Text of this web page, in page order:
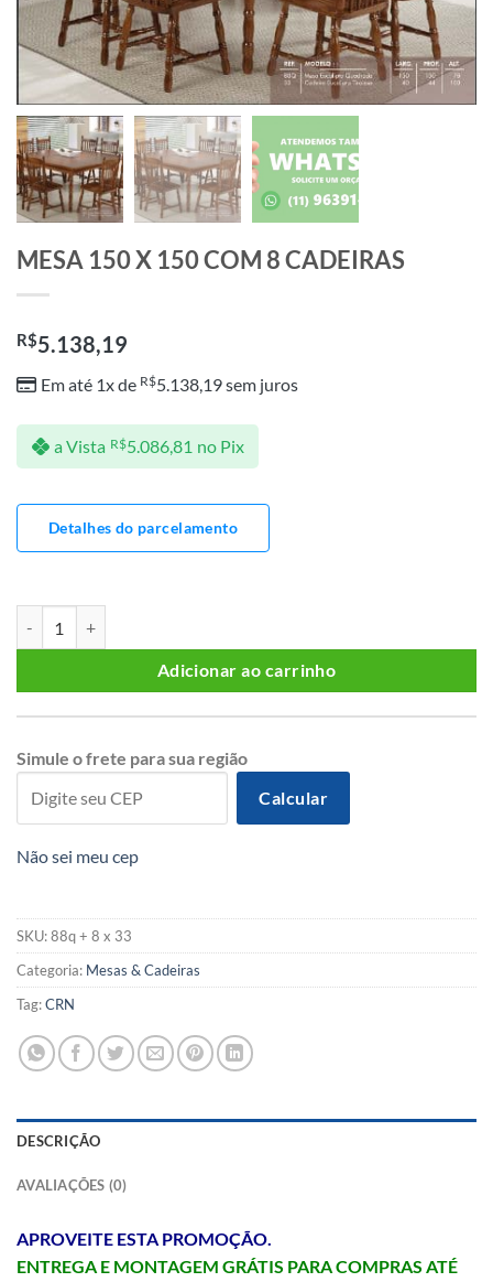
MESA 150 X 150 COM 8 CADEIRAS
R$5.138,19
Em até 1x de R$5.138,19sem juros
a Vista R$5.086,81 no Pix
Detalhes do parcelamento
Adicionar ao carrinho
Simule o frete para sua região
Calcular
Não sei meu cep
SKU:88q + 8 x 33
Categoria: Mesas & Cadeiras
Tag:CRN
DESCRIÇÃO
AVALIAÇÕES (0)
APROVEITE ESTA PROMOÇÃO.
ENTREGA E MONTAGEM GRÁTIS PARA COMPRAS ATÉ